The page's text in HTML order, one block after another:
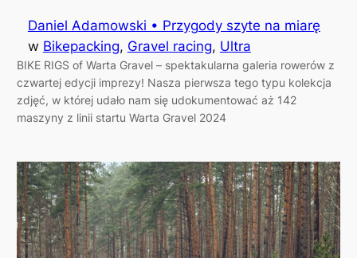
Daniel Adamowski • Przygody szyte na miarę
w Bikepacking, Gravel racing, Ultra
BIKE RIGS of Warta Gravel – spektakularna galeria rowerów z
czwartej edycji imprezy! Nasza pierwsza tego typu kolekcja
zdjęć, w której udało nam się udokumentować aż 142
maszyny z linii startu Warta Gravel 2024